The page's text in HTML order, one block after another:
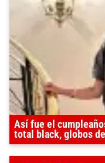
Así fue el
total black, globos